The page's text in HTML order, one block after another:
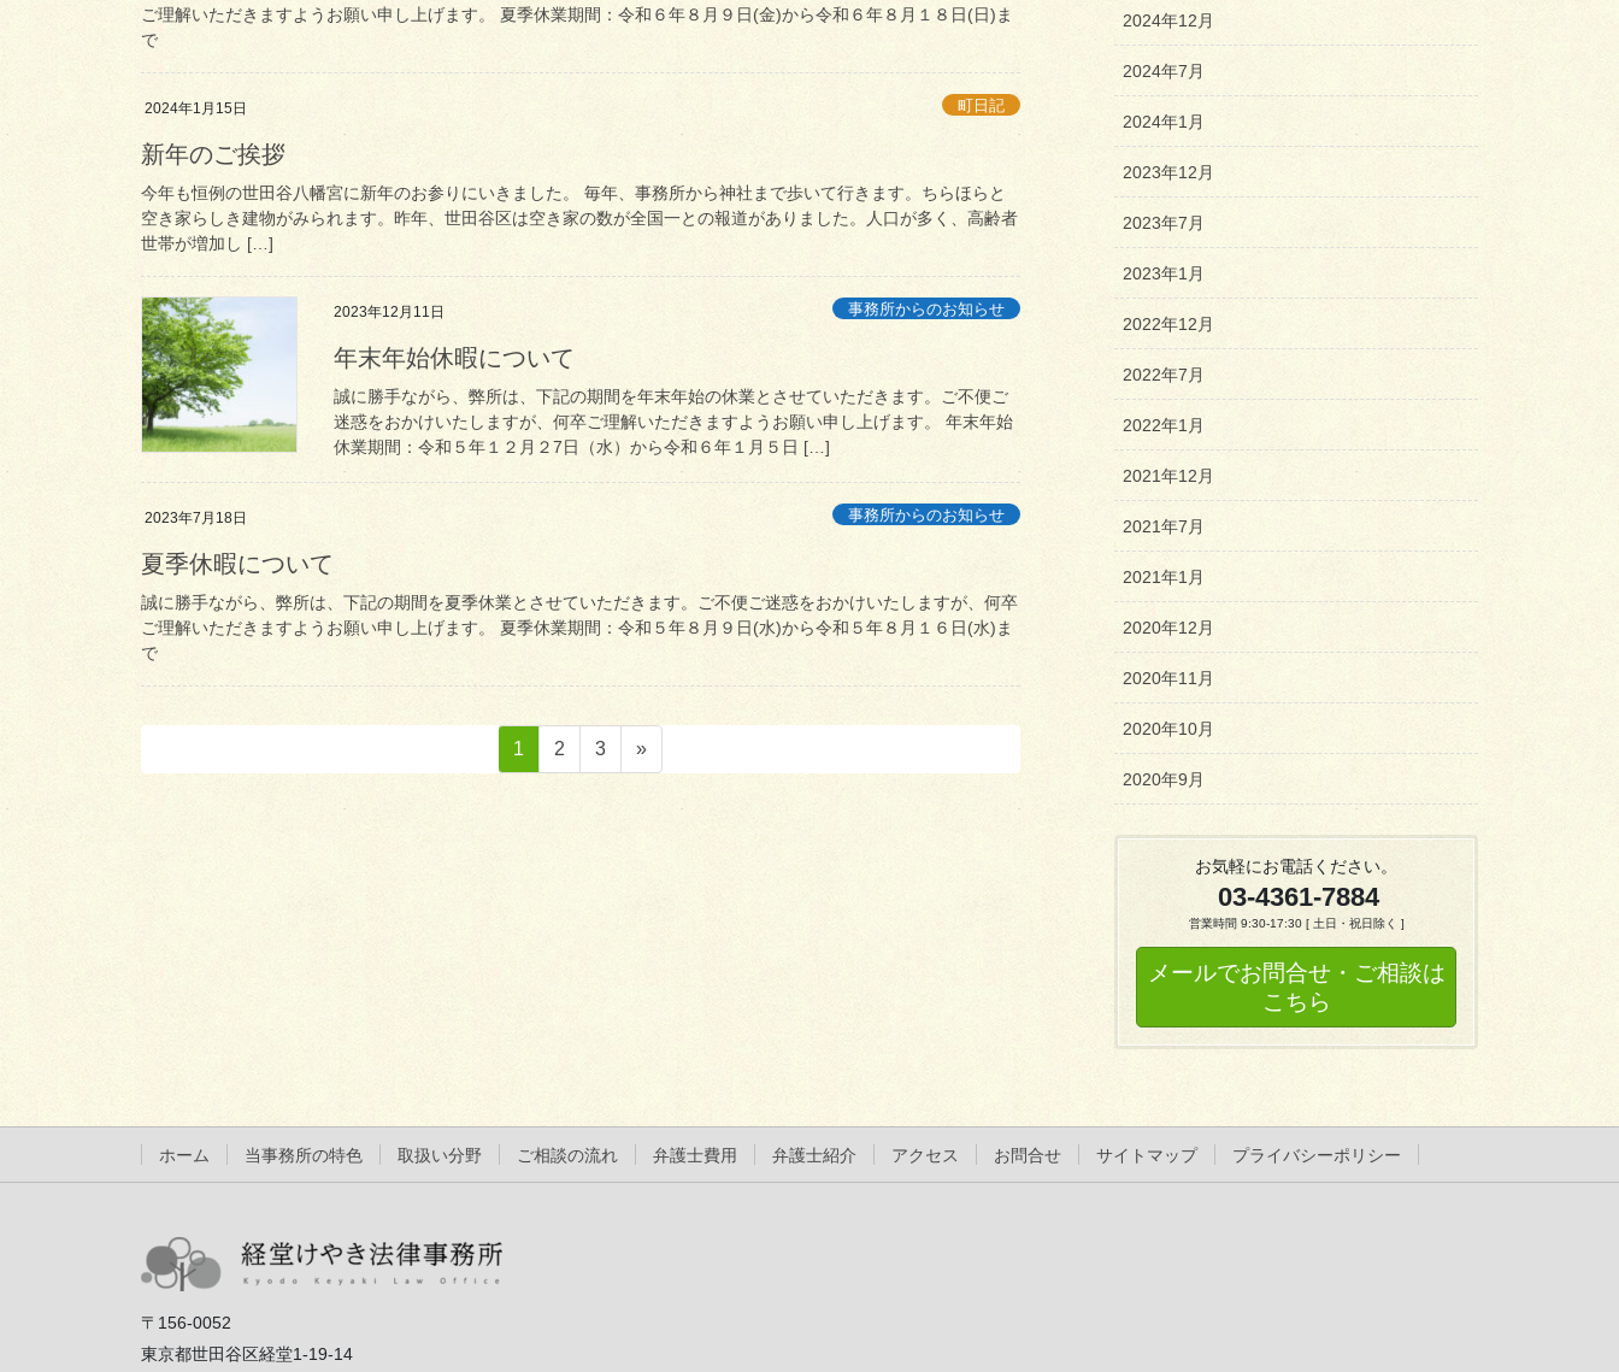
ご理解いただきますようお願い申し上げます。 夏季休業期間：令和６年８月９日(金)から令和６年８月１８日(日)ま
で
2024年1月15日 町日記
新年のご挨拶
今年も恒例の世田谷八幡宮に新年のお参りにいきました。 毎年、事務所から神社まで歩いて行きます。ちらほらと
空き家らしき建物がみられます。昨年、世田谷区は空き家の数が全国一との報道がありました。人口が多く、高齢者
世帯が増加し […]
2023年12月11日 事務所からのお知らせ
年末年始休暇について
誠に勝手ながら、弊所は、下記の期間を年末年始の休業とさせていただきます。ご不便ご
迷惑をおかけいたしますが、何卒ご理解いただきますようお願い申し上げます。 年末年始
休業期間：令和５年１２月２7日（水）から令和６年１月５日 […]
2023年7月18日 事務所からのお知らせ
夏季休暇について
誠に勝手ながら、弊所は、下記の期間を夏季休業とさせていただきます。ご不便ご迷惑をおかけいたしますが、何卒
ご理解いただきますようお願い申し上げます。 夏季休業期間：令和５年８月９日(水)から令和５年８月１６日(水)ま
で
稿
ペ
ー
1
ペ
ー
2
ペ
ー
3 »
2024年12月
2024年7月
2024年1月
2023年12月
2023年7月
2023年1月
2022年12月
2022年7月
2022年1月
2021年12月
2021年7月
2021年1月
2020年12月
2020年11月
2020年10月
2020年9月
お気軽にお電話ください。
03-4361-7884
営業時間 9:30-17:30 [ 土日・祝日除く ]
メールでお問合せ・ご相談は
こちら
ホーム 当事務所の特色 取扱い分野 ご相談の流れ 弁護士費用 弁護士紹介 アクセス お問合せ サイトマップ プライバシーポリシー
〒156-0052
東京都世田谷区経堂1-19-14